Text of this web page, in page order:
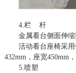
4.栏 杆
金属看台侧面伸
活动看台座椅采
432mm，座宽450mm
5.喷塑